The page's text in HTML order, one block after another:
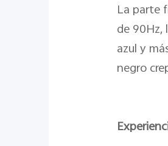
La parte
de 90Hz,
azul y
negro